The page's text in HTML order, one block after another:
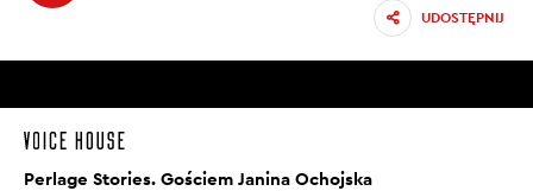
UDOSTĘPNIJ
Perlage Stories. Gościem Janina Ochojska